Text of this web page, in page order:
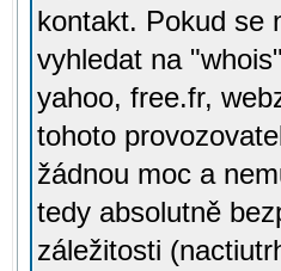
kontakt. Pokud se
vyhledat na
yahoo, free.fr,
tohoto
žádnou moc a
tedy absolutně
záležitosti